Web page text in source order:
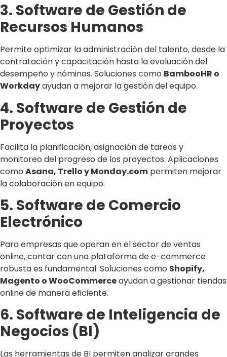
3. Software de Gestión de
Recursos Humanos
Permite optimizar la administración del talento, desde la
contratación y capacitación hasta la evaluación del
desempeño y nóminas. Soluciones como BambooHR o
Workdayayudan a mejorar la gestión del equipo.
4. Software de Gestión de
Proyectos
Facilita la planificación, asignación de tareas y
monitoreo del progreso de los proyectos. Aplicaciones
como Asana, Trello y Monday.com permiten mejorar
la colaboración en equipo.
5. Software de Comercio
Electrónico
Para empresas que operan en el sector de ventas
online, contar con una plataforma de e-commerce
robusta es fundamental. Soluciones como Shopify,
Magento o WooCommerceayudan a gestionar tiendas
online de manera eficiente.
6. Software de Inteligencia de
Negocios (BI)
Las herramientas de BI permiten analizar grandes